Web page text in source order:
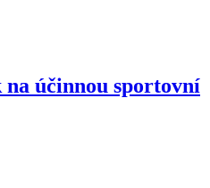
účinnou sportovní